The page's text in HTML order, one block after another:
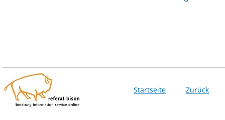
Startseite Zurück